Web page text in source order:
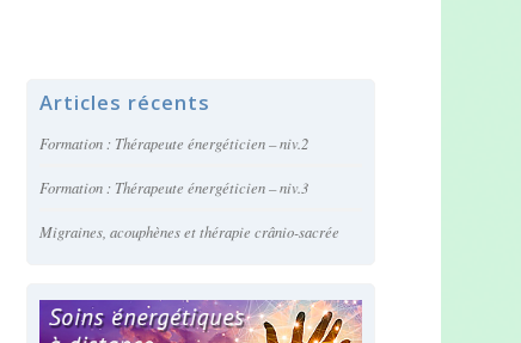
Articles récents
Formation : Thérapeute énergéticien – niv.2
Formation : Thérapeute énergéticien – niv.3
Migraines, acouphènes et thérapie crânio-sacrée